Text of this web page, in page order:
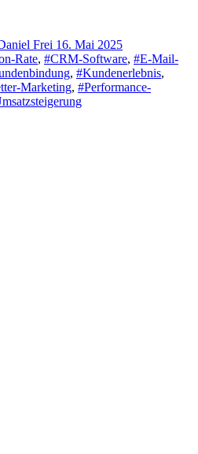
Frei 16. Mai 2025
Rate, #CRM-Software, #E-Mail-
, #Kundenerlebnis,
Marketing, #Performance-